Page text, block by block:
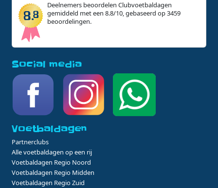
Deelnemers beoordelen Clubvoetbaldagen
gemiddeld met een 8.8/10, gebaseerd op 3459
beoordelingen.
Social media
Voetbaldagen
Partnerclubs
Alle voetbaldagen op een rij
Voetbaldagen Regio Noord
Voetbaldagen Regio Midden
Voetbaldagen Regio Zuid